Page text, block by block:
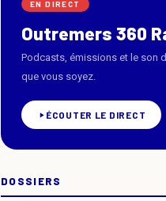
EN DIRECT
Outremers 360
Podcasts, émissions et le son
que vous soyez.
ÉCOUTER LE DIRECT
DOSSIERS